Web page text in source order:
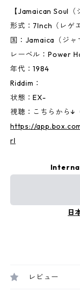
【Jamaican Soul（
形式：7Inch（レゲ
国：Jamaica（ジャ
レーベル：Power
年代：1984
Riddim：
状態：EX-
視聴：こちらから↓
https://
rl
日
レビュー